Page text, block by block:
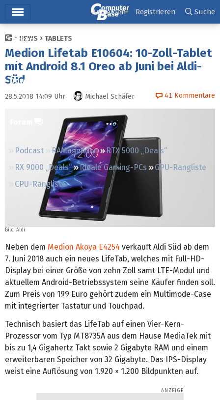
Ticker
Tests
Downloads
Preisvergleich
Podcast RAMageddon
RTX 5000 „Deals“
RX 9000 „Deals“
Ideale Gaming-PCs
GPU-Rangliste
CPU-Rangliste
Anmelden Registrieren Suche
NEWS TABLETS
Medion Lifetab E10604: 10-Zoll-Tablet
mit Android 8.1 Oreo ab Juni bei Aldi-
Süd
28.5.2018 14:09 Uhr Michael Schäfer 41 Kommentare
Bild: Aldi
Neben dem Medion Akoya E4254 verkauft Aldi Süd ab dem
7. Juni 2018 auch ein neues LifeTab, welches mit Full-HD-
Display bei einer Größe von zehn Zoll samt LTE-Modul und
aktuellem Android-Betriebssystem seine Käufer finden soll.
Zum Preis von 199 Euro gehört zudem ein Multimode-Case
mit integrierter Tastatur und Touchpad.
Technisch basiert das LifeTab auf einen Vier-Kern-
Prozessor vom Typ MT8735A aus dem Hause MediaTek mit
bis zu 1,4 Gigahertz Takt sowie 2 Gigabyte RAM und einem
erweiterbaren Speicher von 32 Gigabyte. Das IPS-Display
weist eine Auflösung von 1.920 × 1.200 Bildpunkten auf.